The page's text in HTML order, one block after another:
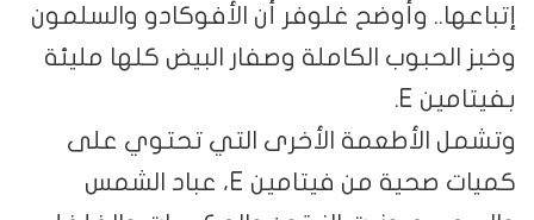
إتباعها.. وأوضح غلوفر أن الأفوكادو والسلمون
وخبز الحبوب الكاملة وصفار البيض كلها مليئة
بفيتامين E.
وتشمل الأطعمة الأخرى التي تحتوي على
كميات صحية من فيتامين E، عباد الشمس